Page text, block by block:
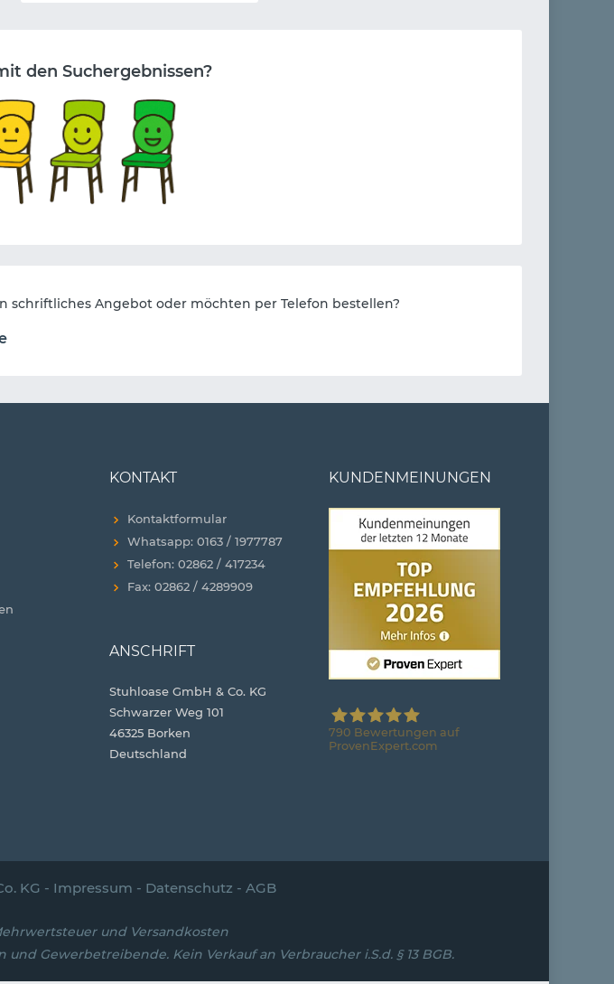
den Suchergebnissen?
schriftliches Angebot oder möchten per Telefon bestellen?
KONTAKT
Kontaktformular
Whatsapp: 0163 / 1977787
Telefon: 02862 / 417234
Fax: 02862 / 4289909
ANSCHRIFT
Stuhloase GmbH & Co. KG
Schwarzer Weg 101
46325 Borken
Deutschland
KUNDENMEINUNGEN
790 Bewertungen auf
ProvenExpert.com
KG - Impressum - Datenschutz - AGB
und Versandkosten
Gewerbetreibende. Kein Verkauf an Verbraucher i.S.d. § 13 BGB.